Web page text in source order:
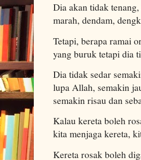
Dia akan tidak
marah, dendam,
Tetapi, berapa ramai
yang buruk tetapi dia
Dia tidak sedar
lupa Allah, semakin
semakin risau dan
Kalau kereta boleh
kita menjaga kereta,
Kereta rosak boleh